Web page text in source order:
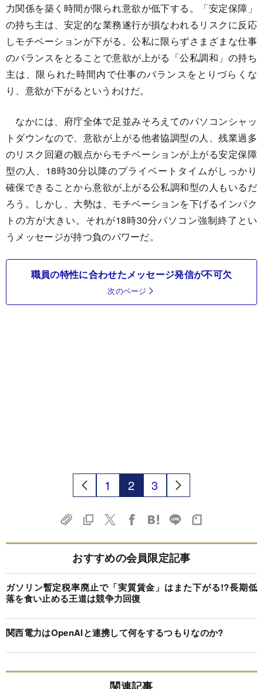
力関係を築く時間が限られ意欲が低下する。「安定保障」
の持ち主は、安定的な業務遂行が損なわれるリスクに反応
しモチベーションが下がる。公私に限らずさまざまな仕事
のバランスをとることで意欲が上がる「公私調和」の持ち
主は、限られた時間内で仕事のバランスをとりづらくな
り、意欲が下がるというわけだ。
なかには、府庁全体で足並みそろえてのパソコンシャッ
トダウンなので、意欲が上がる他者協調型の人、残業過多
のリスク回避の観点からモチベーションが上がる安定保障
型の人、18時30分以降のプライベートタイムがしっかり
確保できることから意欲が上がる公私調和型の人もいるだ
ろう。しかし、大勢は、モチベーションを下げるインパク
トの方が大きい。それが18時30分パソコン強制終了とい
うメッセージが持つ負のパワーだ。
職員の特性に合わせたメッセージ発信が不可欠
次のページ
1 2 3
おすすめの会員限定記事
ガソリン暫定税率廃止で「実質賃金」はまた下がる!?長期低
落を食い止める王道は競争力回復
関西電力はOpenAIと連携して何をするつもりなのか?